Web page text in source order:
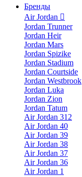
Бренды
Air Jordan
Jordan Trunner
Jordan Heir
Jordan Mars
Jordan Spizike
Jordan Stadium
Jordan Courtside
Jordan Westbrook
Jordan Luka
Jordan Zion
Jordan Tatum
Air Jordan 312
Air Jordan 40
Air Jordan 39
Air Jordan 38
Air Jordan 37
Air Jordan 36
Air Jordan 1